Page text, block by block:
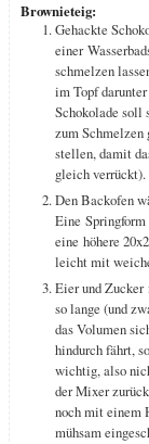
Brownieteig:
Gehackte
einer
schmelzen
im Topf
Schokolade soll
zum Schmelzen
stellen, damit
gleich verrückt).
Den Backofen
Eine
eine höhere
leicht mit
Eier und Zucker
so lange (und
das Volumen
hindurch fährt,
wichtig, also
der Mixer
noch mit einem
mühsam